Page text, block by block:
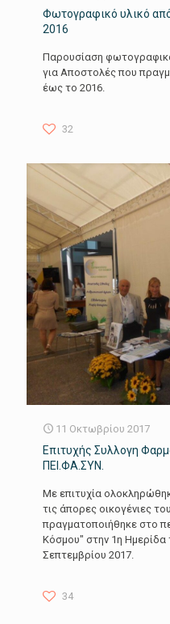
Φωτογραφικό υλικό
2016
Παρουσίαση
για Αποστολές που
έως το 2016.
32
11 Οκτωβρίου 2017
Επιτυχής Συλλογη
ΠΕΙ.ΦΑ.ΣΥΝ.
Με επιτυχία
τις άπορες οικογένιες
πραγματοποιήθηκε στο
Κόσμου" στην 1η Ημερίδα
Σεπτεμβρίου 2017.
34